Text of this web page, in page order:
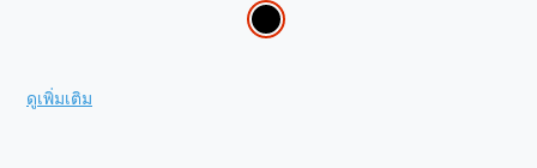
Promotions
ดูเพิ่มเติม